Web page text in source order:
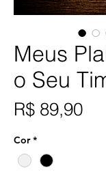
Meus
o Seu
R$ 89,90
Cor *